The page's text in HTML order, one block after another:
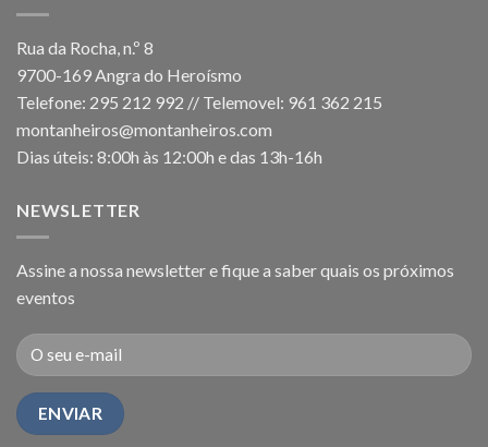
Rua da Rocha, n.º 8
9700-169 Angra do Heroísmo
Telefone: 295 212 992 // Telemovel: 961 362 215
montanheiros@montanheiros.com
Dias úteis: 8:00h às 12:00h e das 13h-16h
NEWSLETTER
Assine a nossa newsletter e fique a saber quais os próximos
eventos